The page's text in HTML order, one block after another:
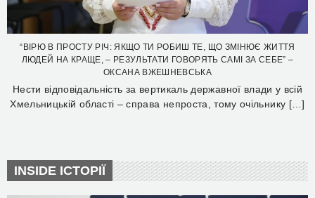
“ВІРЮ В ПРОСТУ РІЧ: ЯКЩО ТИ РОБИШ ТЕ, ЩО ЗМІНЮЄ ЖИТТЯ
ЛЮДЕЙ НА КРАЩЕ, – РЕЗУЛЬТАТИ ГОВОРЯТЬ САМІ ЗА СЕБЕ” –
ОКСАНА ВЖЕШНЕВСЬКА
Нести відповідальність за вертикаль державної влади у всій
Хмельницькій області – справа непроста, тому очільнику […]
INSIDE ІСТОРІЇ